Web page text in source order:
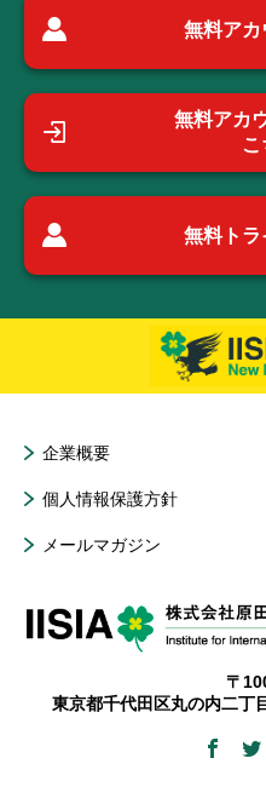
無料アカ
無料アカ
こ
無料トラ
企業概要
個人情報保護方針
メールマガジン
〒
東京都千代田区丸の内二丁